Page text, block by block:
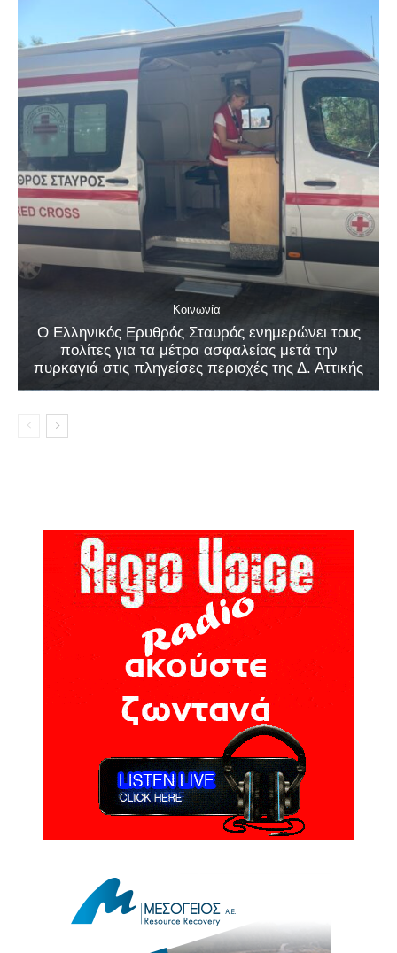
Κοινωνία
Ο Ελληνικός Ερυθρός Σταυρός ενημερώνει τους
πολίτες για τα μέτρα ασφαλείας μετά την
πυρκαγιά στις πληγείσες περιοχές της Δ. Αττικής